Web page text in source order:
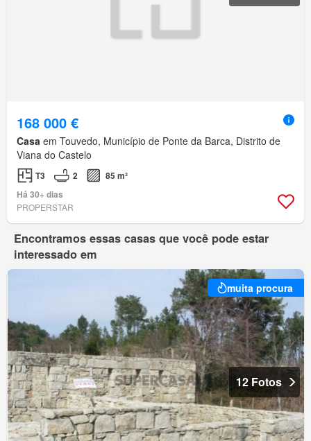
168 000 €
Casa em Touvedo, Município de Ponte da Barca, Distrito de
Viana do Castelo
T3 2
85 m²
Há 30+ dias
PROPERSTAR
Encontramos essas casas que você pode estar
interessado em
muita procura
12 Fotos